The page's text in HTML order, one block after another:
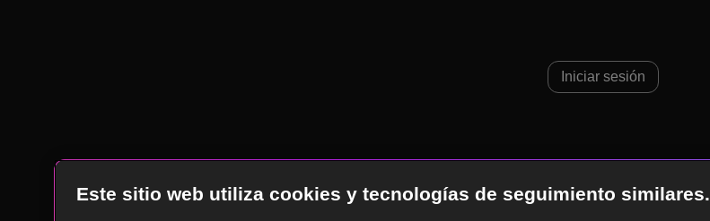
Iniciar sesión
Este sitio web utiliza cookies y tecnologías de seguimiento similares.